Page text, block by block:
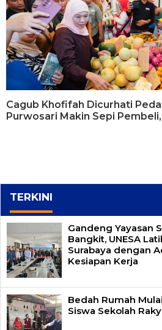
Cagub Khofifah Dicurhati
Purwosari Makin Sepi
TERKINI
Gandeng Yayasan
Bangkit, UNESA
Surabaya dengan
Kesiapan Kerja
Bedah Rumah
Siswa Sekolah